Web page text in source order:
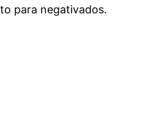
para negativados.